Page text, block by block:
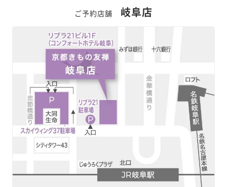
ご予約店舗 岐阜店